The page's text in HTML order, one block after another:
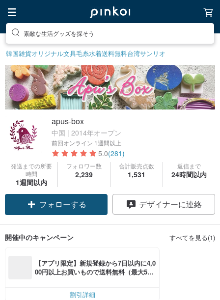
素敵な生活グッズを探そう
韓国雑貨オリジナル文具毛糸水着送料無料台湾サンリオ
apus-box
中国 | 2014年オープン
前回オンライン 1週間以上
5.0(281)
発送までの所要
時間
1週間以内
フォロワー数
2,239
合計販売点数
1,531
返信まで
24時間以内
フォローする デザイナーに連絡
開催中のキャンペーン すべてを見る(1)
【アプリ限定】新規登録から7日以内に4,0
00円以上お買いもので送料無料（最大500
割引詳細